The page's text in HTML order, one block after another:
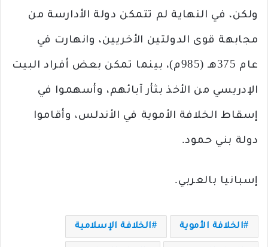
ولكن، في النهاية لم تتمكن دولة الأدارسة من
مجابهة قوى الدولتين الأخريين، وانهارت في
عام 375هـ (985م)، بينما تمكن بعض أفراد البيت
الإدريسي من الأخذ بثأر آبائهم، وأسهموا في
إسقاط الخلافة الأموية في الأندلس، وأقاموا
دولة بني حمود.
إسبانيا بالعربي.
الخلافة الأموية الخلافة الإسلامية